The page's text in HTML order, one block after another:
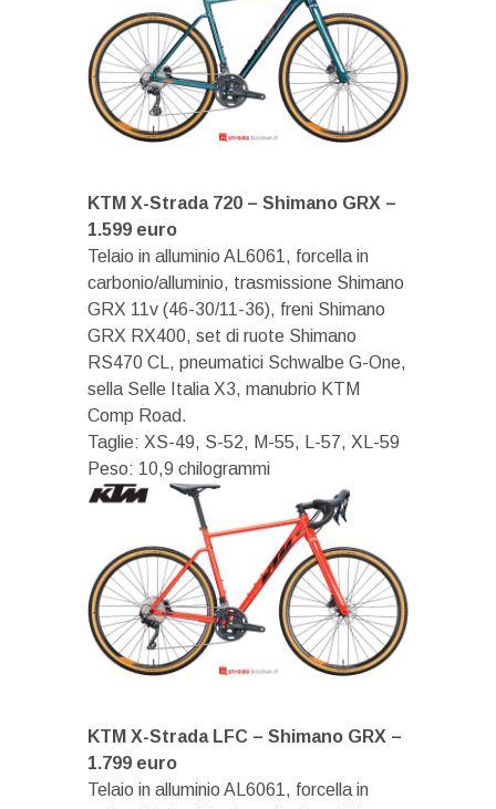
KTM X-Strada 720 – Shimano GRX –
1.599 euro
Telaio in alluminio AL6061, forcella in
carbonio/alluminio, trasmissione Shimano
GRX 11v (46-30/11-36), freni Shimano
GRX RX400, set di ruote Shimano
RS470 CL, pneumatici Schwalbe G-One,
sella Selle Italia X3, manubrio KTM
Comp Road.
Taglie: XS-49, S-52, M-55, L-57, XL-59
Peso: 10,9 chilogrammi
KTM X-Strada LFC – Shimano GRX –
1.799 euro
Telaio in alluminio AL6061, forcella in